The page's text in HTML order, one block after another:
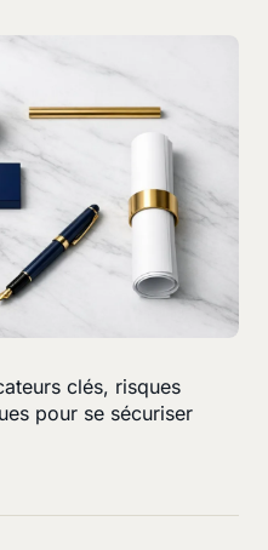
clés, risques
pour se sécuriser